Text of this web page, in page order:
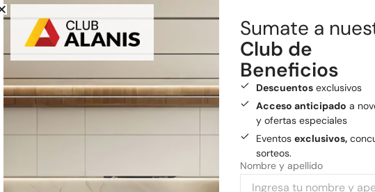
Envíos
Realizamos envíos a todo
Envío gratisa
Medios de pago
Pagá tu compra con
Sumate a
Club de
Beneficios
Descuentosexclusivos
Acceso anticipado a
y ofertas especiales
Eventos exclusivos,
sorteos.
Nombre y apellido